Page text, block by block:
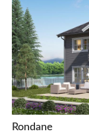
Rondane